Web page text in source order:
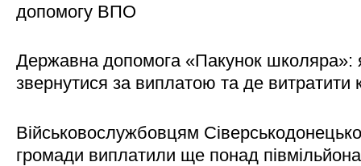
допомогу ВПО
Державна допомога «Пакунок школяра»:
звернутися за виплатою та де витратити
Військовослужбовцям
громади виплатили ще понад півмільйона